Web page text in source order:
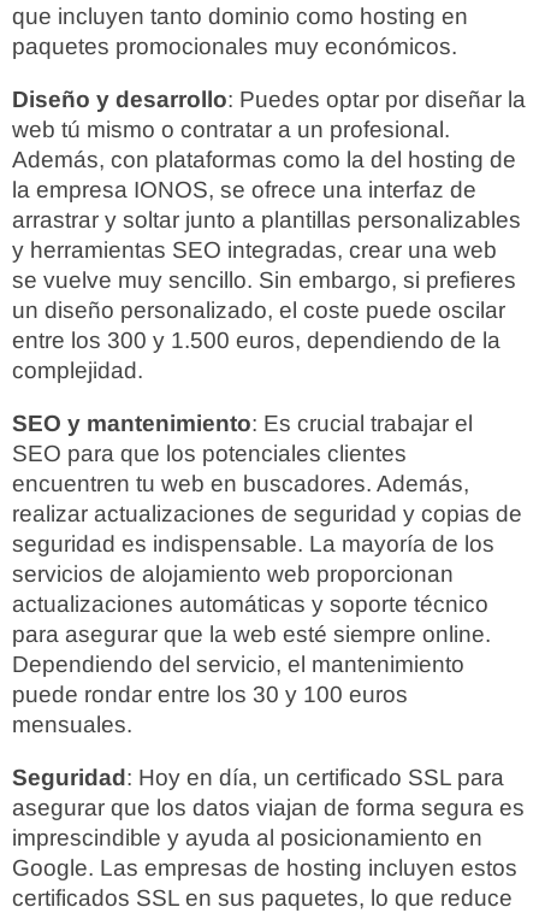
que incluyen tanto dominio como hosting en
paquetes promocionales muy económicos.
Diseño y desarrollo: Puedes optar por diseñar la
web tú mismo o contratar a un profesional.
Además, con plataformas como la del hosting de
la empresa IONOS, se ofrece una interfaz de
arrastrar y soltar junto a plantillas personalizables
y herramientas SEO integradas, crear una web
se vuelve muy sencillo. Sin embargo, si prefieres
un diseño personalizado, el coste puede oscilar
entre los 300 y 1.500 euros, dependiendo de la
complejidad.
SEO y mantenimiento: Es crucial trabajar el
SEO para que los potenciales clientes
encuentren tu web en buscadores. Además,
realizar actualizaciones de seguridad y copias de
seguridad es indispensable. La mayoría de los
servicios de alojamiento web proporcionan
actualizaciones automáticas y soporte técnico
para asegurar que la web esté siempre online.
Dependiendo del servicio, el mantenimiento
puede rondar entre los 30 y 100 euros
mensuales.
Seguridad: Hoy en día, un certificado SSL para
asegurar que los datos viajan de forma segura es
imprescindible y ayuda al posicionamiento en
Google. Las empresas de hosting incluyen estos
certificados SSL en sus paquetes, lo que reduce